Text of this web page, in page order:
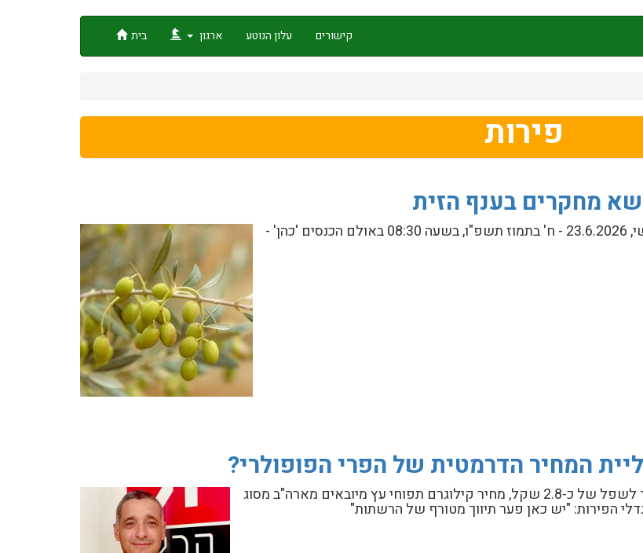
בית ארגון עלון הנוטע קישורים
פירות
יום העיון ה-20 בנושא מחקרים בענף הזית יתקיים ביום שלישי, 23.6.2026 - ח' בתמוז תשפ"ו, בשעה 08:30 באולם הכנסים 'כהן' -
המחיר הדרמטית של הפרי הפופולרי?
בזמן ששער הדולר התרסק בשנה האחרונה בכ-17% והגיע עד לשפל של כ-2.8 שקל, מחיר קילוגרם תפוחי עץ מיובאים מארה"ב מסוג